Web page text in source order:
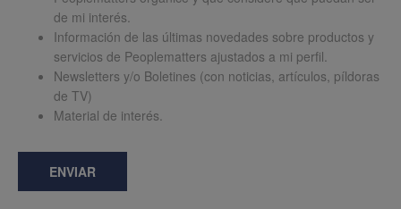
de mi interés.
Información de las últimas novedades sobre productos y
servicios de Peoplematters ajustados a mi perfil.
Newsletters y/o Boletines (con noticias, artículos, píldoras
de TV)
Material de interés.
ENVIAR